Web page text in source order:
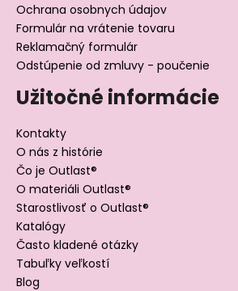
Ochrana osobnych údajov
Formulár na vrátenie tovaru
Reklamačný formulár
Odstúpenie od zmluvy - poučenie
Užitočné informácie
Kontakty
O nás z histórie
Čo je Outlast®
O materiáli Outlast®
Starostlivosť o Outlast®
Katalógy
Často kladené otázky
Tabuľky veľkostí
Blog